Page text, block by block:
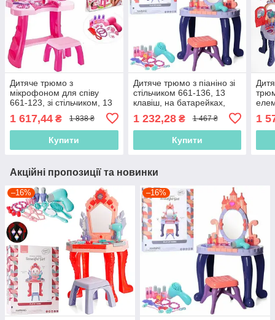
Дитяче трюмо з
мікрофоном для співу
661-123, зі стільчиком, 13
мелодій, фен
1 617,44 ₴ 1 838 ₴
Купити
Дитяче трюмо з піаніно зі
стільчиком 661-136, 13
клавіш, на батарейках,
1 232,28₴ 1 467 ₴
Купити
1
Акційні пропозиції та новинки
–16% –16%